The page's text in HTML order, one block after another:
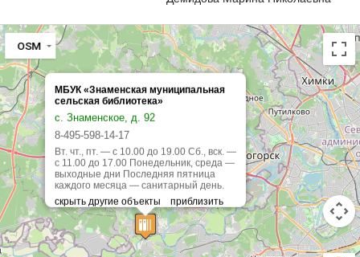
МБУК «Знаменская муниципальная
сельская библиотека»
с. Знаменское, д. 92
8-495-598-14-17
Вт. чт., пт. — с 10.00 до 19.00 Сб., вск. —
с 11.00 до 17.00 Понедельник, среда —
выходные дни Последняя пятница
каждого месяца — санитарный день.
OSM